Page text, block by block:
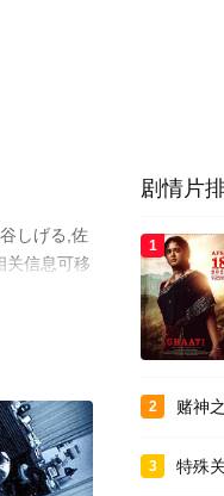
しげる,佐
关信息可移
剧情片
1
2 赌神
3 特殊